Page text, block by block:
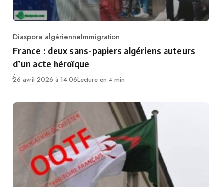
Category
Diaspora algérienneImmigration
France : deux sans-papiers algériens auteurs
d’un acte héroïque
26 avril 2026 à 14:06Lecture en 4 min